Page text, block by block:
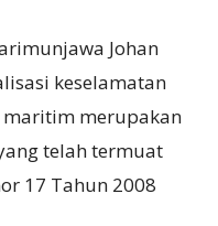
Johan
keselamatan
merupakan
telah termuat
17 Tahun 2008